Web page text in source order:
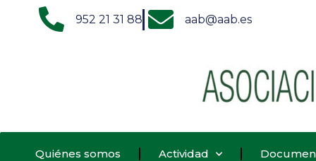
952 21 31 88 aab@aab.es
Quiénes somos Actividad